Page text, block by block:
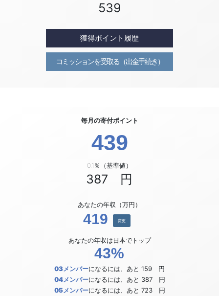
539
獲得ポイント履歴
コミッションを受取る（出金手続き）
毎月の寄付ポイント
439
0.1％（基準値）
387 円
あなたの年収（万円）
419 変更
あなたの年収は日本でトップ
43%
03メンバーになるには、あと 159 円
04メンバーになるには、あと 387円
05メンバーになるには、あと 723円